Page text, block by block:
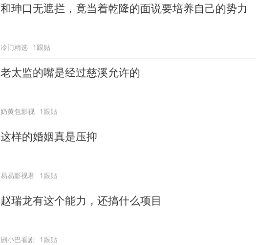
和珅口无遮拦，竟当着乾隆的面说要培养自己的势力
冷门精选 1跟贴
老太监的嘴是经过慈溪允许的
奶黄包影视 1跟贴
这样的婚姻真是压抑
易易影视君 1跟贴
赵瑞龙有这个能力，还搞什么项目
剧小巴看剧 1跟贴